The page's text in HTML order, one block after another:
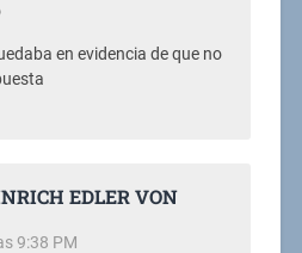
en evidencia de que no
EDLER VON
9:38 PM